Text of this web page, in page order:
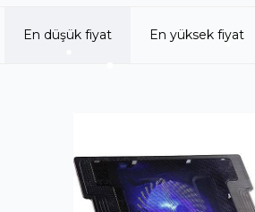
En düşük fiyat En yüksek fiyat